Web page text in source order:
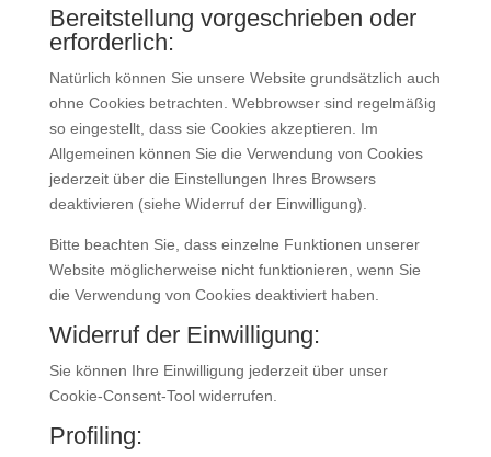
Bereitstellung vorgeschrieben oder
erforderlich:
Natürlich können Sie unsere Website grundsätzlich auch
ohne Cookies betrachten. Webbrowser sind regelmäßig
so eingestellt, dass sie Cookies akzeptieren. Im
Allgemeinen können Sie die Verwendung von Cookies
jederzeit über die Einstellungen Ihres Browsers
deaktivieren (siehe Widerruf der Einwilligung).
Bitte beachten Sie, dass einzelne Funktionen unserer
Website möglicherweise nicht funktionieren, wenn Sie
die Verwendung von Cookies deaktiviert haben.
Widerruf der Einwilligung:
Sie können Ihre Einwilligung jederzeit über unser
Cookie-Consent-Tool widerrufen.
Profiling: